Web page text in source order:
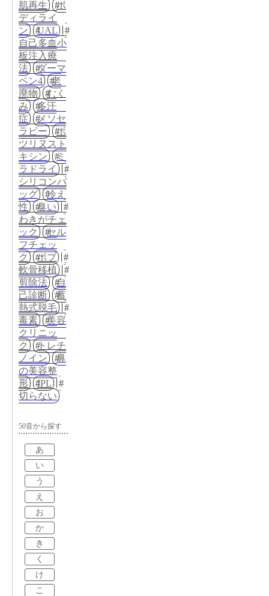
肌再生
ボ
ディライ
ン
UAL
自己多血小
板注入療
法
ダーマ
ペン4
老
廃物
むく
み
多汗
症
メソセ
ラピー
ボ
ツリヌスト
キシン
ミ
ラドライ
シリコンバ
ッグ
冷え
性
臭い
わきがチェ
ック
セル
フチェッ
ク
ボブ
軟骨移植
剪除法
自
己診断
蓄
熱式脱毛
毒素
美容
クリニッ
ク
トレチ
ノイン
鼻
の美容整
形
IPL
切らない
50音から探す
あ
い
う
え
お
か
き
く
け
こ